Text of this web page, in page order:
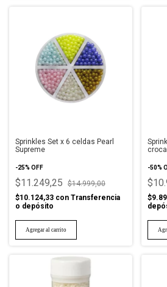
Sprinkles Set x 6 celdas Pearl
Supreme
-25% OFF
$11.249,25
$14.999,00
$10.124,33 con Transferencia
o depósito
-50%